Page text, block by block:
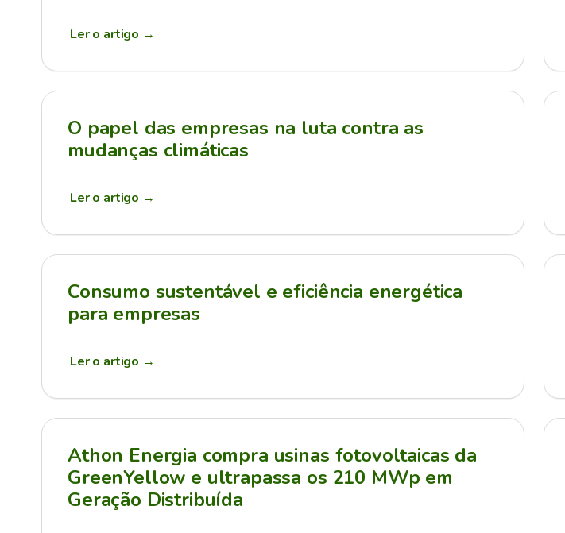
Ler o artigo →
O papel das empresas na luta contra as
mudanças climáticas
Ler o artigo →
Consumo sustentável e eficiência energética
para empresas
Ler o artigo →
Athon Energia compra usinas fotovoltaicas da
GreenYellow e ultrapassa os 210 MWp em
Geração Distribuída